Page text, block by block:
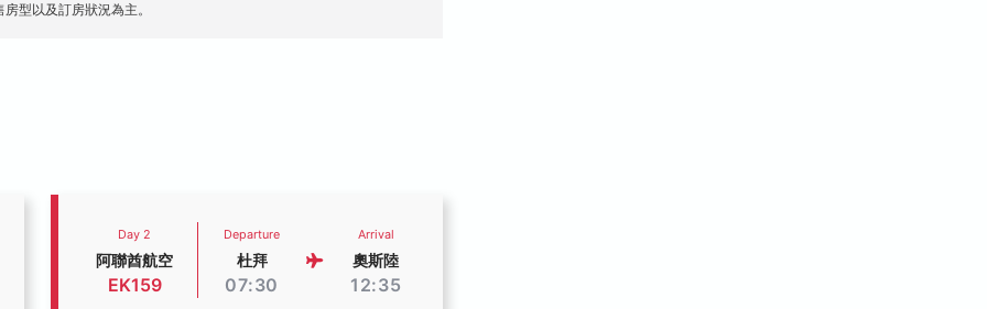
型以及訂房狀況為主。
Day 2
阿聯酋航空
EK159
Departure
杜拜
07:30
Arrival
奧斯陸
12:35